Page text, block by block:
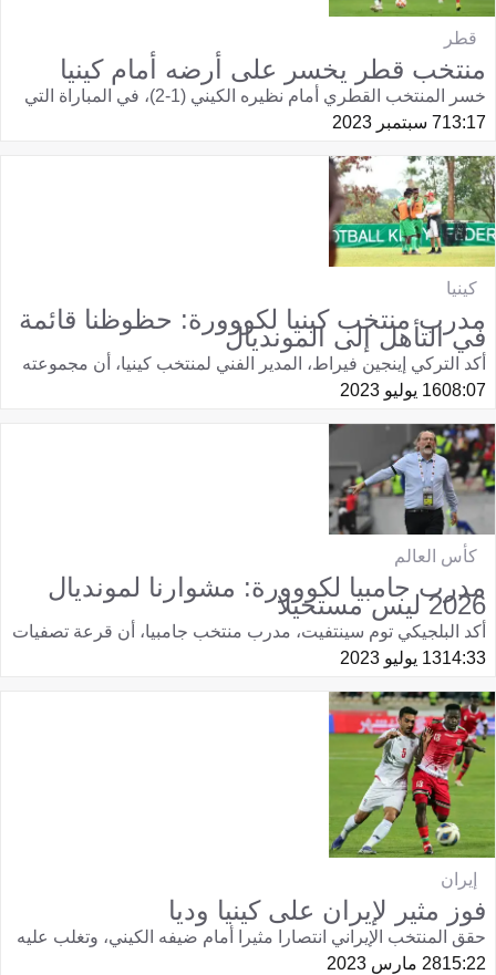
قطر
منتخب قطر يخسر على أرضه أمام كينيا
خسر المنتخب القطري أمام نظيره الكيني (1-2)، في المباراة التي
13:177 سبتمبر 2023
كينيا
مدرب منتخب كينيا لكووورة: حظوظنا قائمة
في التأهل إلى المونديال
أكد التركي إينجين فيراط، المدير الفني لمنتخب كينيا، أن مجموعته
08:0716 يوليو 2023
كأس العالم
مدرب جامبيا لكووورة: مشوارنا لمونديال
2026 ليس مستحيلا
أكد البلجيكي توم سينتفيت، مدرب منتخب جامبيا، أن قرعة تصفيات
14:3313 يوليو 2023
إيران
فوز مثير لإيران على كينيا وديا
حقق المنتخب الإيراني انتصارا مثيرا أمام ضيفه الكيني، وتغلب عليه
15:2228 مارس 2023